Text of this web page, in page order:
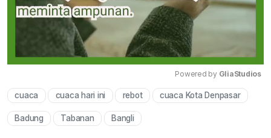
Mute
Powered by GliaStudios
cuaca cuaca hari ini rebot cuaca Kota Denpasar
Badung Tabanan Bangli